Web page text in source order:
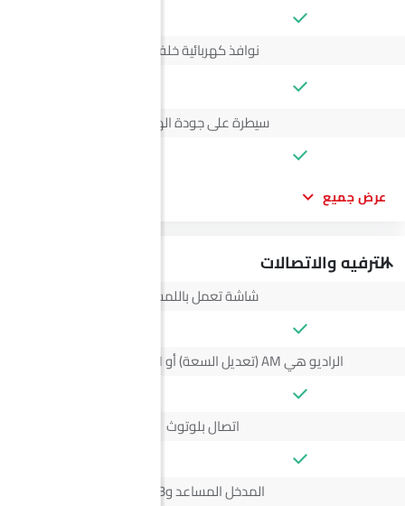
نوافذ كهربائية خلفية
سيطرة على جودة الهواء
عرض جميع
الترفيه والاتصالات
شاشة تعمل باللمس
الراديو هي AM (تعديل السعة) أو FM (تضمين التردد)،
اتصال بلوتوث
المدخل المساعد وUSB